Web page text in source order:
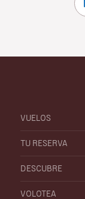
VUELOS
TU RESERVA
DESCUBRE
VOLOTEA